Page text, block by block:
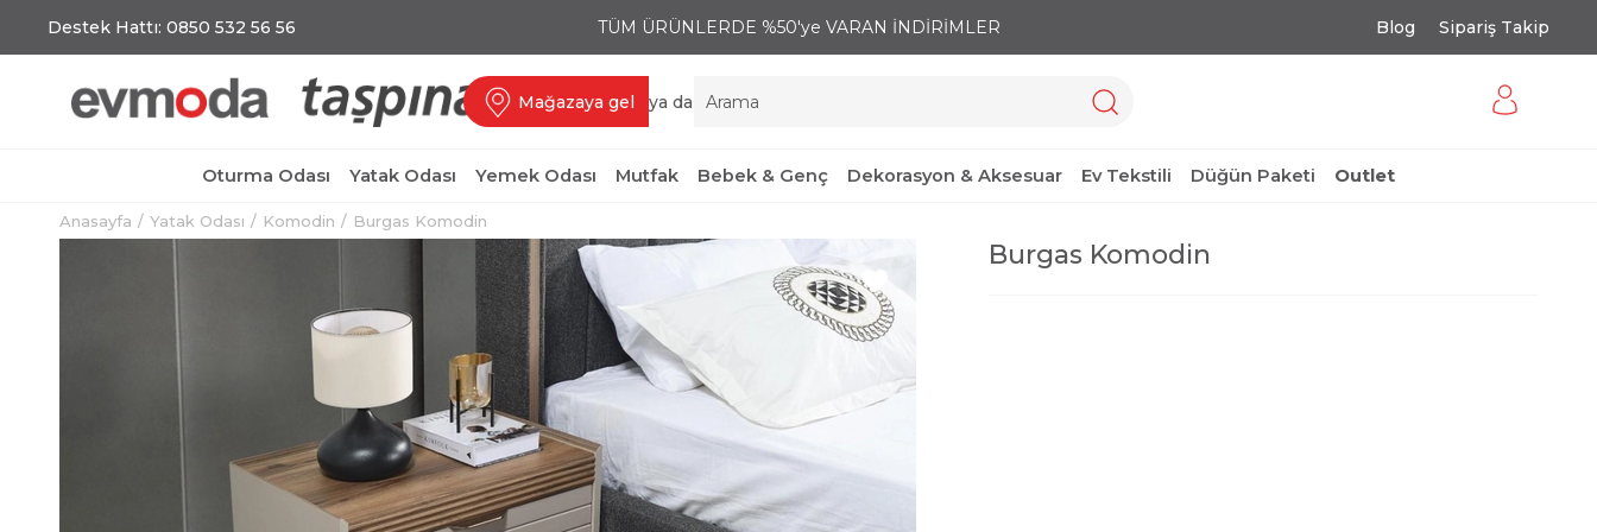
Destek Hattı: 0850 532 56 56 TÜM ÜRÜNLERDE %50'ye VARAN İNDİRİMLER Blog Sipariş Takip
Mağazaya gel ya da
Oturma Odası Yatak Odası Yemek Odası Mutfak Bebek & Genç Dekorasyon & Aksesuar Ev Tekstili Düğün Paketi Outlet
Anasayfa Yatak Odası Komodin Burgas Komodin
Burgas Komodin